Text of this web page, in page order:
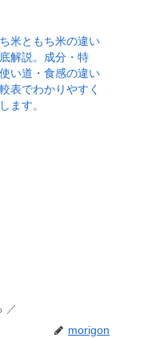
米ともち米の違い
解説。成分・特
い道・食感の違い
表でわかりやすく
ます。
morigon